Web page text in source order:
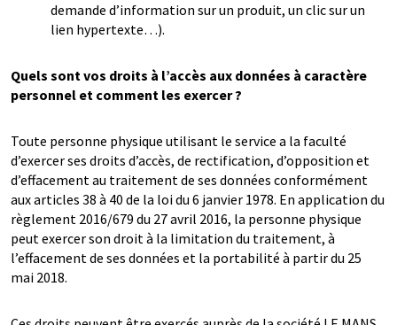
demande d’information sur un produit, un clic sur un
lien hypertexte…).
Quels sont vos droits à l’accès aux données à caractère
personnel et comment les exercer ?
Toute personne physique utilisant le service a la faculté
d’exercer ses droits d’accès, de rectification, d’opposition et
d’effacement au traitement de ses données conformément
aux articles 38 à 40 de la loi du 6 janvier 1978. En application du
règlement 2016/679 du 27 avril 2016, la personne physique
peut exercer son droit à la limitation du traitement, à
l’effacement de ses données et la portabilité à partir du 25
mai 2018.